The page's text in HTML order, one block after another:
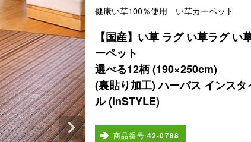
健康い草100％使用 い草カーペット
【国産】い草 ラグ い草ラグ い
ーペット
選べる12柄 (190×250cm)
(裏貼り加工) ハーバス インスタ
ル (inSTYLE)
商品番号 42-0788